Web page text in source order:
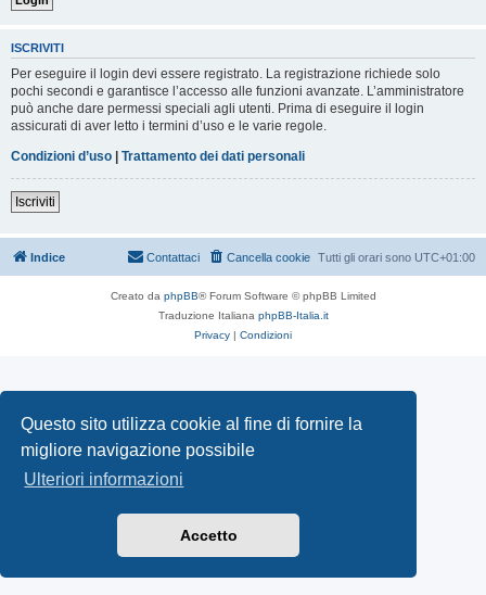
Questo sito utilizza cookie al fine di fornire la
migliore navigazione possibile
Ulteriori informazioni
Accetto
ISCRIVITI
Per eseguire il login devi essere registrato. La registrazione richiede solo
pochi secondi e garantisce l’accesso alle funzioni avanzate. L’amministratore
può anche dare permessi speciali agli utenti. Prima di eseguire il login
assicurati di aver letto i termini d’uso e le varie regole.
Condizioni d’uso | Trattamento dei dati personali
Iscriviti
Indice Tutti gli orari sono UTC+01:00
Cancella cookie
Contattaci
Creato da phpBB® Forum Software © phpBB Limited
Traduzione Italiana phpBB-Italia.it
Privacy | Condizioni